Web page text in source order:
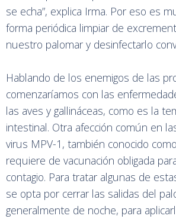
se echa”, explica Irma. Por eso es
forma periódica limpiar de
nuestro palomar y desinfectarlo
Hablando de los enemigos de las
comenzaríamos con las
las aves y gallináceas, como es la
intestinal. Otra afección común en
virus MPV-1, también conocido
requiere de vacunación obligada
contagio. Para tratar algunas de
se opta por cerrar las salidas del
generalmente de noche, para